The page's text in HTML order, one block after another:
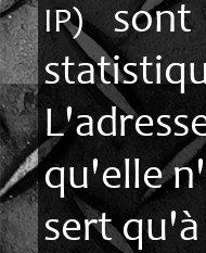
IP)sont
qu'elle
sert